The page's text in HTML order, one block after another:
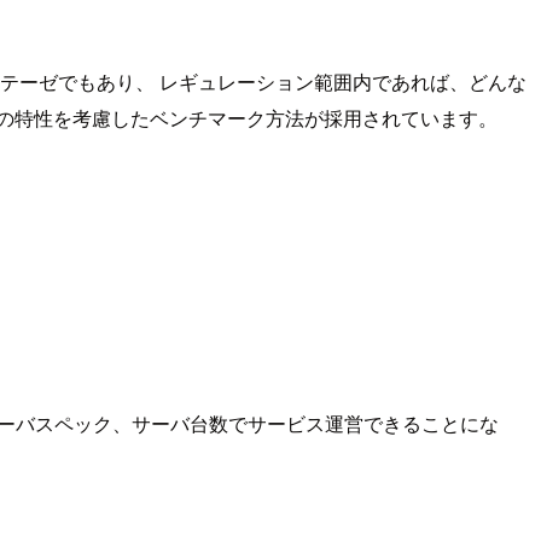
ーゼでもあり、 レギュレーション範囲内であれば、どんな
性を考慮したベンチマーク方法が採用されています。
スペック、サーバ台数でサービス運営できることにな